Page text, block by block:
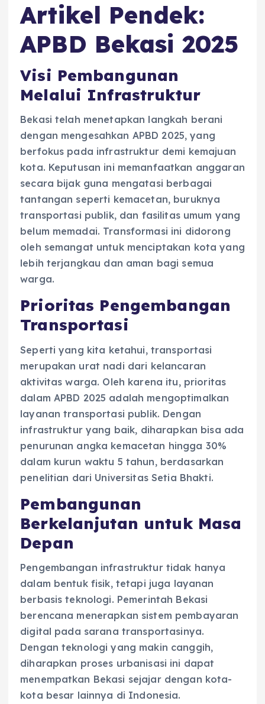
Artikel Pendek:
APBD Bekasi 2025
Visi Pembangunan
Melalui Infrastruktur
Bekasi telah menetapkan langkah berani
dengan mengesahkan APBD 2025, yang
berfokus pada infrastruktur demi kemajuan
kota. Keputusan ini memanfaatkan anggaran
secara bijak guna mengatasi berbagai
tantangan seperti kemacetan, buruknya
transportasi publik, dan fasilitas umum yang
belum memadai. Transformasi ini didorong
oleh semangat untuk menciptakan kota yang
lebih terjangkau dan aman bagi semua
warga.
Prioritas Pengembangan
Transportasi
Seperti yang kita ketahui, transportasi
merupakan urat nadi dari kelancaran
aktivitas warga. Oleh karena itu, prioritas
dalam APBD 2025 adalah mengoptimalkan
layanan transportasi publik. Dengan
infrastruktur yang baik, diharapkan bisa ada
penurunan angka kemacetan hingga 30%
dalam kurun waktu 5 tahun, berdasarkan
penelitian dari Universitas Setia Bhakti.
Pembangunan
Berkelanjutan untuk Masa
Depan
Pengembangan infrastruktur tidak hanya
dalam bentuk fisik, tetapi juga layanan
berbasis teknologi. Pemerintah Bekasi
berencana menerapkan sistem pembayaran
digital pada sarana transportasinya.
Dengan teknologi yang makin canggih,
diharapkan proses urbanisasi ini dapat
menempatkan Bekasi sejajar dengan kota-
kota besar lainnya di Indonesia.